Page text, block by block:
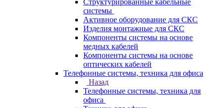
Структурированные кабельные
системы
Активное оборудование для СКС
Изделия монтажные для СКС
Компоненты системы на основе
медных кабелей
Компоненты системы на основе
оптических кабелей
Телефонные системы, техника для офиса
Назад
Телефонные системы, техника для
офиса